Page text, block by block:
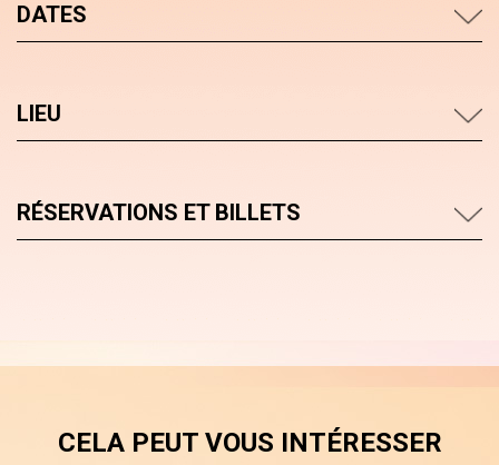
DATES
LIEU
RÉSERVATIONS ET BILLETS
CELA PEUT VOUS INTÉRESSER